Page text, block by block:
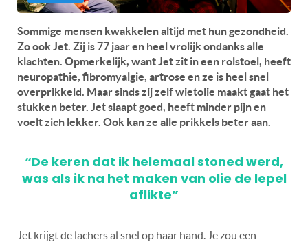
Sommige mensen kwakkelen altijd met hun gezondheid.
Zo ook Jet. Zij is 77 jaar en heel vrolijk ondanks alle
klachten. Opmerkelijk, want Jet zit in een rolstoel, heeft
neuropathie, fibromyalgie, artrose en ze is heel snel
overprikkeld. Maar sinds zij zelf wietolie maakt gaat het
stukken beter. Jet slaapt goed, heeft minder pijn en
voelt zich lekker. Ook kan ze alle prikkels beter aan.
“De keren dat ik helemaal stoned werd,
was als ik na het maken van olie de lepel
aflikte”
Jet krijgt de lachers al snel op haar hand. Je zou een